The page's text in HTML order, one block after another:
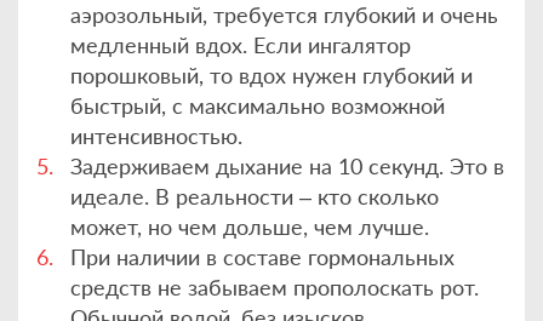
аэрозольный, требуется глубокий и очень
медленный вдох. Если ингалятор
порошковый, то вдох нужен глубокий и
быстрый, с максимально возможной
интенсивностью.
Задерживаем дыхание на 10 секунд. Это в
идеале. В реальности – кто сколько
может, но чем дольше, чем лучше.
При наличии в составе гормональных
средств не забываем прополоскать рот.